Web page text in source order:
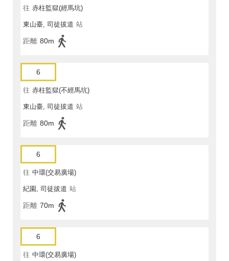
往 赤柱監獄(經馬坑)
東山臺, 司徒拔道 站
距離 80m
6
往 赤柱監獄(不經馬坑)
東山臺, 司徒拔道 站
距離 80m
6
往 中環(交易廣場)
紀園, 司徒拔道 站
距離 70m
6
往 中環(交易廣場)